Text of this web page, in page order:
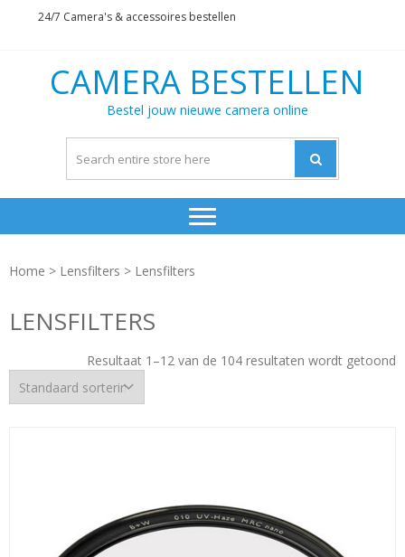
24/7 Camera's & accessoires bestellen
CAMERA BESTELLEN
Bestel jouw nieuwe camera online
Home > Lensfilters > Lensfilters
LENSFILTERS
Resultaat 1–12 van de 104 resultaten wordt getoond